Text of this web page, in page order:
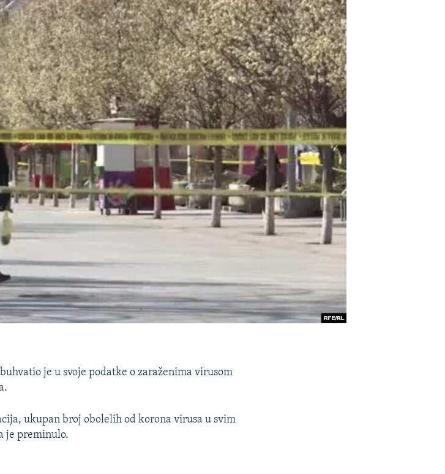
je u svoje podatke o zaraženima virusom
ukupan broj obolelih od korona virusa u svim
je preminulo.